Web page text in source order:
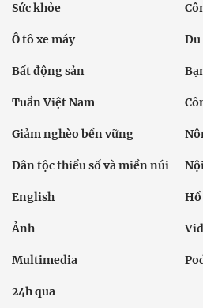
Sức khỏe
Ô tô xe máy
Bất động sản
Tuần Việt Nam
Giảm nghèo bền vững
Dân tộc thiểu số và miền núi
English Hồ
Ảnh
Multimedia
24h qua